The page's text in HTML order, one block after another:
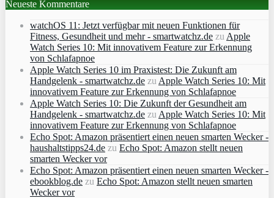
Neueste Kommentare
watchOS 11: Jetzt verfügbar mit neuen Funktionen für
Fitness, Gesundheit und mehr - smartwatchz.de zu Apple
Watch Series 10: Mit innovativem Feature zur Erkennung
von Schlafapnoe
Apple Watch Series 10 im Praxistest: Die Zukunft am
Handgelenk - smartwatchz.de zu Apple Watch Series 10: Mit
innovativem Feature zur Erkennung von Schlafapnoe
Apple Watch Series 10: Die Zukunft der Gesundheit am
Handgelenk - smartwatchz.de zu Apple Watch Series 10: Mit
innovativem Feature zur Erkennung von Schlafapnoe
Echo Spot: Amazon präsentiert einen neuen smarten Wecker -
haushaltstipps24.de zu Echo Spot: Amazon stellt neuen
smarten Wecker vor
Echo Spot: Amazon präsentiert einen neuen smarten Wecker -
ebookblog.de zu Echo Spot: Amazon stellt neuen smarten
Wecker vor